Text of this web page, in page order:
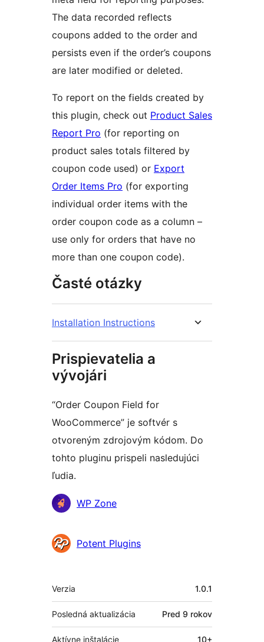
The data recorded reflects
coupons added to the order and
persists even if the order’s coupons
are later modified or deleted.
To report on the fields created by
this plugin, check out Product Sales
Report Pro (for reporting on
product sales totals filtered by
coupon code used) or Export
Order Items Pro (for exporting
individual order items with the
order coupon code as a column –
use only for orders that have no
more than one coupon code).
Časté otázky
Installation Instructions
Prispievatelia a
vývojári
“Order Coupon Field for
WooCommerce” je softvér s
otvoreným zdrojovým kódom. Do
tohto pluginu prispeli nasledujúci
ľudia.
Prispievatelia
WP Zone
Potent Plugins
Meta
Verzia 1.0.1
Posledná aktualizácia Pred 9 rokov
Aktívne inštalácie 10+